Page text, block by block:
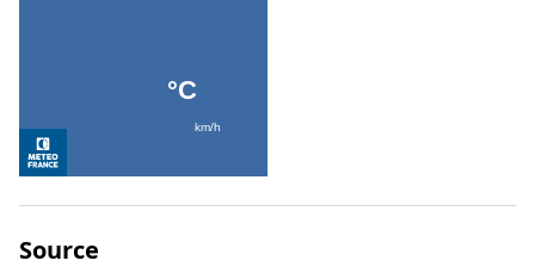
Source